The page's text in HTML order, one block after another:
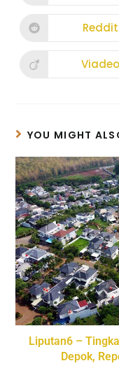
Reddit
Viadeo
YOU MIGHT
Liputan6 –
Depok,